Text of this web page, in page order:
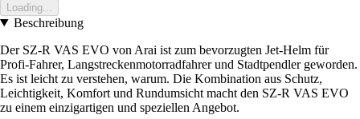
Loading...
Beschreibung
Der SZ-R VAS EVO von Arai ist zum bevorzugten Jet-Helm für
Profi-Fahrer, Langstreckenmotorradfahrer und Stadtpendler geworden.
Es ist leicht zu verstehen, warum. Die Kombination aus Schutz,
Leichtigkeit, Komfort und Rundumsicht macht den SZ-R VAS EVO
zu einem einzigartigen und speziellen Angebot.